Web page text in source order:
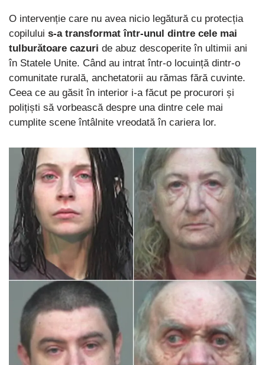
O intervenție care nu avea nicio legătură cu protecția
copilului s-a transformat într-unul dintre cele mai
tulburătoare cazuri de abuz descoperite în ultimii ani
în Statele Unite. Când au intrat într-o locuință dintr-o
comunitate rurală, anchetatorii au rămas fără cuvinte.
Ceea ce au găsit în interior i-a făcut pe procurori și
polițiști să vorbească despre una dintre cele mai
cumplite scene întâlnite vreodată în cariera lor.